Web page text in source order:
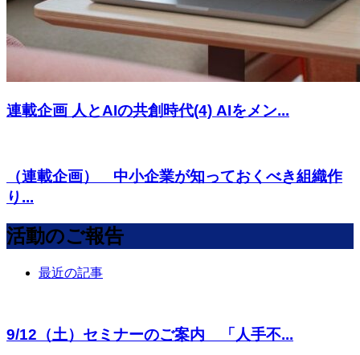
連載企画 人とAIの共創時代(4) AIをメン...
（連載企画） 中小企業が知っておくべき組織作
り...
活動のご報告
最近の記事
9/12（土）セミナーのご案内 「人手不...